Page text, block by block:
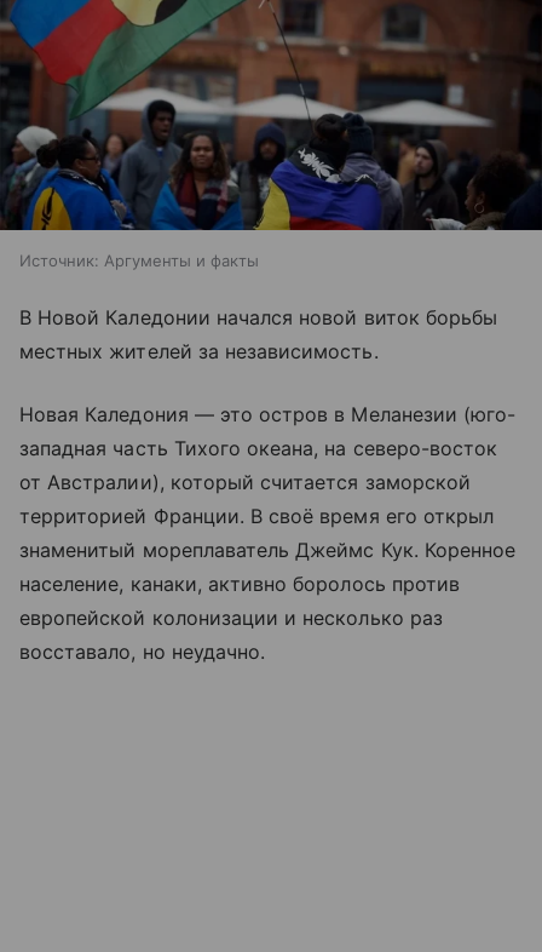
Источник: Аргументы и факты
В Новой Каледонии начался новой виток борьбы
местных жителей за независимость.
Новая Каледония — это остров в Меланезии (юго-
западная часть Тихого океана, на северо-восток
от Австралии), который считается заморской
территорией Франции. В своё время его открыл
знаменитый мореплаватель Джеймс Кук. Коренное
население, канаки, активно боролось против
европейской колонизации и несколько раз
восставало, но неудачно.